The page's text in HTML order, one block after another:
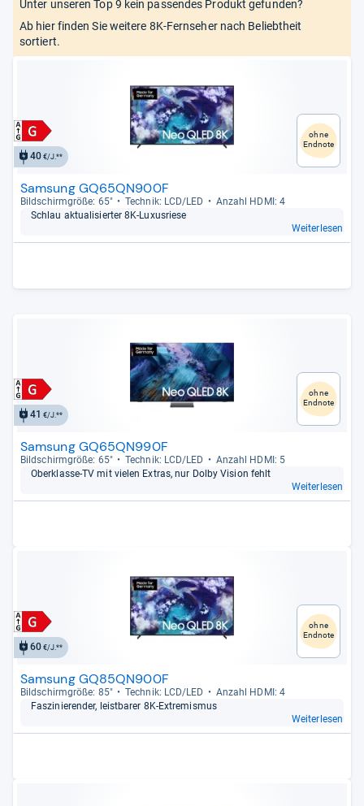
Unter unseren Top 9 kein passendes Produkt gefunden?
Ab hier finden Sie weitere 8K-Fernseher nach Beliebtheit
sortiert.
40€/J.**
ohne
Endnote
Samsung GQ65QN900F
Bild­schirm­größe: 65" Tech­nik: LCD/LED
Anzahl HDMI: 4
Schlau aktua­li­sier­ter 8K-​Luxus­riese
Weiterlesen
41 €/J.**
ohne
Endnote
Samsung GQ65QN990F
Bild­schirm­größe: 65" Tech­nik: LCD/LED
Anzahl HDMI: 5
Ober­klasse-​TV mit vie­len Extras, nur Dolby Vision fehlt
Weiterlesen
60€/J.**
ohne
Endnote
Samsung GQ85QN900F
Bild­schirm­größe: 85" Tech­nik: LCD/LED
Anzahl HDMI: 4
Fas­zi­nie­ren­der, leist­ba­rer 8K-​Extre­mis­mus
Weiterlesen